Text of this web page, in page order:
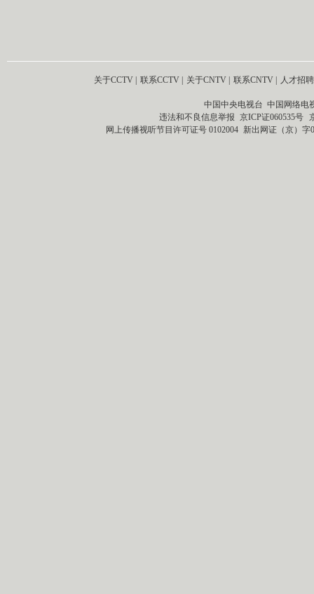
关于CCTV 联系CCTV 关于CNTV 联系CNTV 人才招聘
中国中央电视台 中国网络电
违法和不良信息举报 京ICP证060535号
网上传播视听节目许可证号 0102004 新出网证（京）